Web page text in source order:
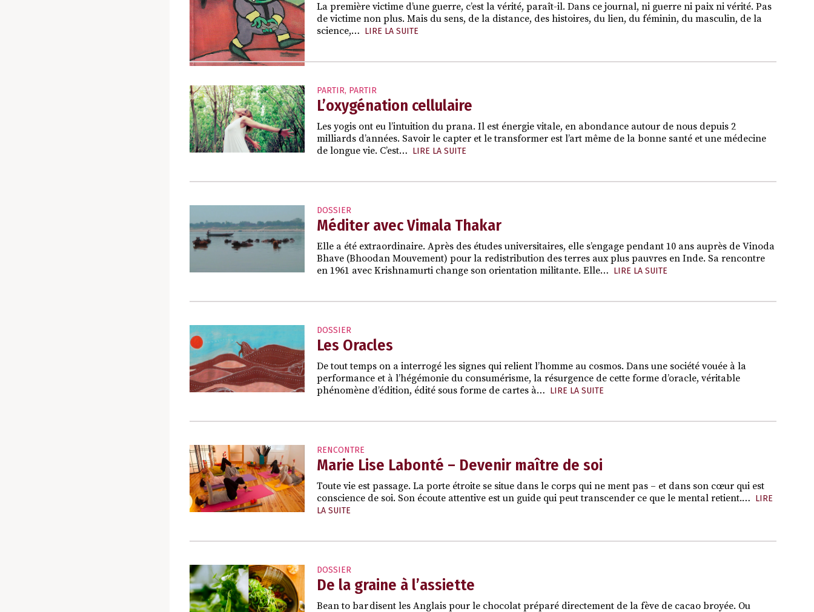
La première victime d’une guerre, c’est la vérité, paraît-il. Dans ce journal, ni guerre ni paix ni vérité. Pas
de victime non plus. Mais du sens, de la distance, des histoires, du lien, du féminin, du masculin, de la
science,… LIRE LA SUITE
PARTIR, PARTIR
L’oxygénation cellulaire
Les yogis ont eu l’intuition du prana. Il est énergie vitale, en abondance autour de nous depuis 2
milliards d’années. Savoir le capter et le transformer est l’art même de la bonne santé et une médecine
de longue vie. C’est… LIRE LA SUITE
DOSSIER
Méditer avec Vimala Thakar
Elle a été extraordinaire. Après des études universitaires, elle s’engage pendant 10 ans auprès de Vinoda
Bhave (Bhoodan Mouvement) pour la redistribution des terres aux plus pauvres en Inde. Sa rencontre
en 1961 avec Krishnamurti change son orientation militante. Elle… LIRE LA SUITE
DOSSIER
Les Oracles
De tout temps on a interrogé les signes qui relient l’homme au cosmos. Dans une société vouée à la
performance et à l’hégémonie du consumérisme, la résurgence de cette forme d’oracle, véritable
phénomène d’édition, édité sous forme de cartes à… LIRE LA SUITE
RENCONTRE
Marie Lise Labonté – Devenir maître de soi
Toute vie est passage. La porte étroite se situe dans le corps qui ne ment pas – et dans son cœur qui est
conscience de soi. Son écoute attentive est un guide qui peut transcender ce que le mental retient.… LIRE
LA SUITE
DOSSIER
De la graine à l’assiette
Bean to bar disent les Anglais pour le chocolat préparé directement de la fève de cacao broyée. Ou